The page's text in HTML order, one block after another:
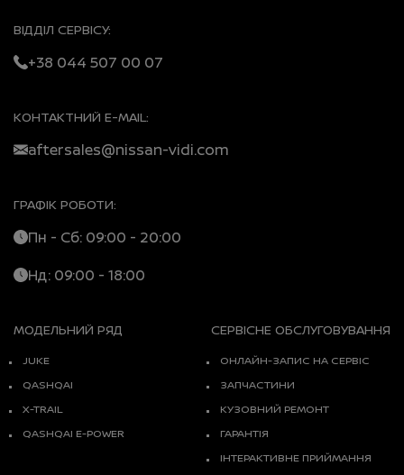
ВІДДІЛ СЕРВІСУ:
+38 044 507 00 07
КОНТАКТНИЙ E-MAIL:
aftersales@nissan-vidi.com
ГРАФІК РОБОТИ:
Пн - Сб: 09:00 - 20:00
Нд: 09:00 - 18:00
МОДЕЛЬНИЙ РЯД
JUKE
QASHQAI
X-TRAIL
QASHQAI E-POWER
СЕРВІСНЕ ОБСЛУГОВУВАННЯ
ОНЛАЙН-ЗАПИС НА СЕРВІС
ЗАПЧАСТИНИ
КУЗОВНИЙ РЕМОНТ
ГАРАНТІЯ
ІНТЕРАКТИВНЕ ПРИЙМАННЯ